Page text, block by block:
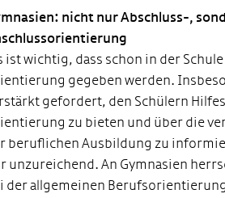
nicht nur Abschluss-,
ist wichtig, dass schon in der
gegeben werden.
gefordert, den Schülern
zu bieten und über die
beruflichen Ausbildung zu
unzureichend. An Gymnasien
der allgemeinen